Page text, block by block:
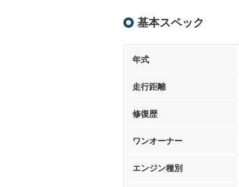
基本スペック
年式
走行距離
修復歴
ワンオーナー
エンジン種別